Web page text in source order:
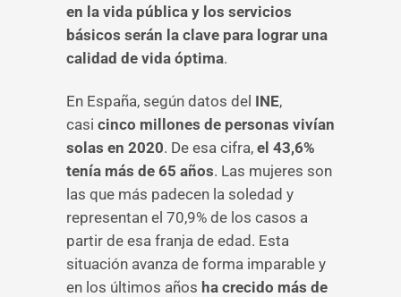
en la vida pública y los servicios
básicos serán la clave para lograr una
calidad de vida óptima.
En España, según datos del INE,
casi cinco millones de personas vivían
solas en 2020. De esa cifra, el 43,6%
tenía más de 65 años. Las mujeres son
las que más padecen la soledad y
representan el 70,9% de los casos a
partir de esa franja de edad. Esta
situación avanza de forma imparable y
en los últimos años ha crecido más de